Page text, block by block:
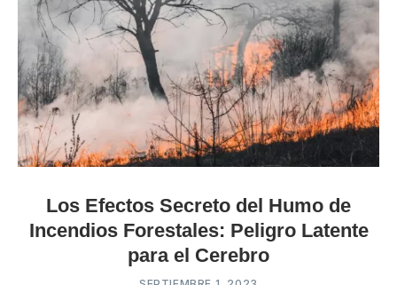
Los Efectos Secreto del Humo de
Incendios Forestales: Peligro Latente
para el Cerebro